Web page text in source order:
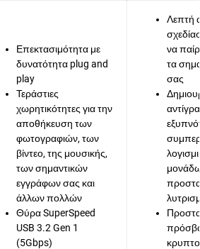
Επεκτασιμότητα με
δυνατότητα plug and
play
Τεράστιες
χωρητικότητες για την
αποθήκευση των
φωτογραφιών, των
βίντεο, της μουσικής,
των σημαντικών
εγγράφων σας και
άλλων πολλών
Θύρα SuperSpeed
USB 3.2 Gen 1
(5Gbps)
Λεπτή
να
τα
σας